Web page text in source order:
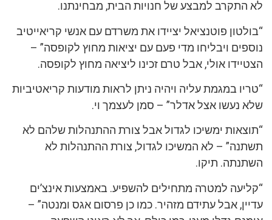
לא התקרב למבצע של חנויות הבית, מבחינתנו.
“בולטון פוטנציאל יציידו את משרדם עם אנשי קריאייטיב
נוספים ויבליחו מדי פעם עם יציאות מחוץ לקופסה” –
הצטיידו אולי, אבל טרם זכינו ליציאה מחוץ לקופסה.
“טריו במגמת עליה ויהיה ניתן לראות מודעות קריאטיביות
שלא נעשו אצל אדלר” – סמן לעצמך וי.
“תוצאות ימשיכו לגדול אבל צורת ההתנהלות שלהם לא
תשתנה” – לא המשיכו לגדול, צורת ההתנהלות לא
השתנתה. תיקו.
“קליעה למטרה מתחילים להשפיע. באמצעות אינצ’ים
עדיין, אבל עתידם מזהיר. כמו כן פרסום אגס ומנטה” –